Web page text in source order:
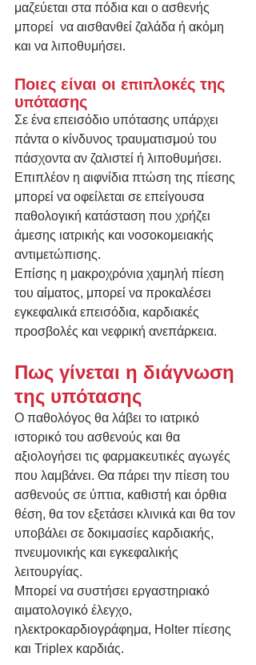
μαζεύεται στα πόδια και ο ασθενής
μπορεί  να αισθανθεί ζαλάδα ή ακόμη
και να λιποθυμήσει.
Ποιες είναι οι επιπλοκές της
υπότασης
Σε ένα επεισόδιο υπότασης υπάρχει
πάντα ο κίνδυνος τραυματισμού του
πάσχοντα αν ζαλιστεί ή λιποθυμήσει.
Επιπλέον η αιφνίδια πτώση της πίεσης
μπορεί να οφείλεται σε επείγουσα
παθολογική κατάσταση που χρήζει
άμεσης ιατρικής και νοσοκομειακής
αντιμετώπισης.
Επίσης η μακροχρόνια χαμηλή πίεση
του αίματος, μπορεί να προκαλέσει
εγκεφαλικά επεισόδια, καρδιακές
προσβολές και νεφρική ανεπάρκεια.
Πως γίνεται η διάγνωση
της υπότασης
Ο παθολόγος θα λάβει το ιατρικό
ιστορικό του ασθενούς και θα
αξιολογήσει τις φαρμακευτικές αγωγές
που λαμβάνει. Θα πάρει την πίεση του
ασθενούς σε ύπτια, καθιστή και όρθια
θέση, θα τον εξετάσει κλινικά και θα τον
υποβάλει σε δοκιμασίες καρδιακής,
πνευμονικής και εγκεφαλικής
λειτουργίας.
Μπορεί να συστήσει εργαστηριακό
αιματολογικό έλεγχο,
ηλεκτροκαρδιογράφημα, Holter πίεσης
και Triplex καρδιάς.